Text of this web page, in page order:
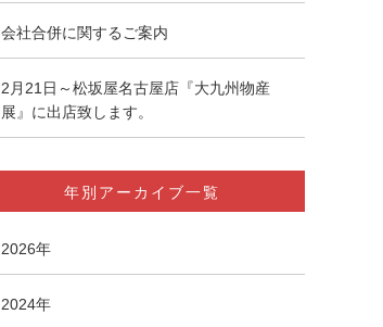
会社合併に関するご案内
2月21日～松坂屋名古屋店『大九州物産
展』に出店致します。
年別アーカイブ一覧
2026年
2024年